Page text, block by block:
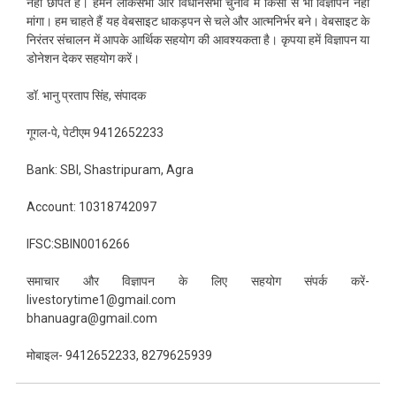
मांगा। हम चाहते हैं यह वेबसाइट धाकड़पन से चले और आत्मनिर्भर बने। वेबसाइट के
निरंतर संचालन में आपके आर्थिक सहयोग की आवश्यकता है। कृपया हमें विज्ञापन या
डोनेशन देकर सहयोग करें।
डॉ. भानु प्रताप सिंह, संपादक
गूगल-पे, पेटीएम 9412652233
Bank: SBI, Shastripuram, Agra
Account: 10318742097
IFSC:SBIN0016266
समाचार और विज्ञापन के लिए सहयोग संपर्क करें-
livestorytime1@gmail.com
bhanuagra@gmail.com
मोबाइल- 9412652233, 8279625939